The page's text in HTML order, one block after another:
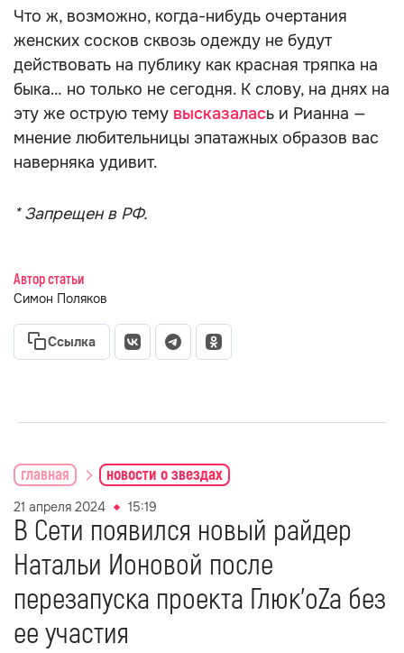
Что ж, возможно, когда-нибудь очертания
женских сосков сквозь одежду не будут
действовать на публику как красная тряпка на
быка… но только не сегодня. К слову, на днях на
эту же острую тему высказалась и Рианна —
мнение любительницы эпатажных образов вас
наверняка удивит.
* Запрещен в РФ.
Автор статьи
Симон Поляков
Ссылка
главная новости о звездах
21 апреля 2024 15:19
В Сети появился новый райдер
Натальи Ионовой после
перезапуска проекта Глюк’oZa без
ее участия